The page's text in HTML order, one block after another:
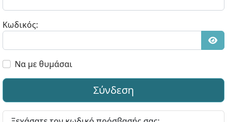
Κωδικός:
Να με θυμάσαι
Σύνδεση